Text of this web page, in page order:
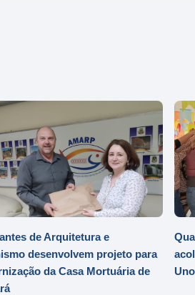
de Arquitetura e
desenvolvem projeto para
da Casa Mortuária de